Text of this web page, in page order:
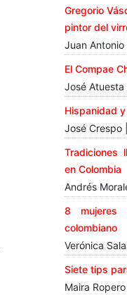
Gregorio
pintor del
Juan
El Compae
José
Hispanidad
José Crespo
Tradiciones
en Colombia
Andrés
8 mujeres
colombiano
Verónica
Siete tips
Maira